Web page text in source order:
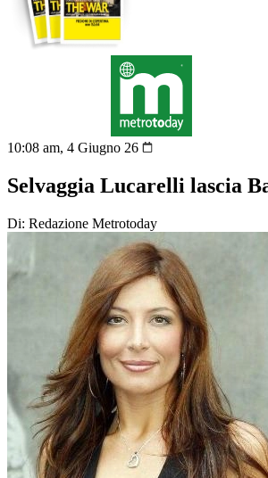
10:08 am, 4 Giugno 26
Selvaggia Lucarelli lascia
Di: Redazione Metrotoday